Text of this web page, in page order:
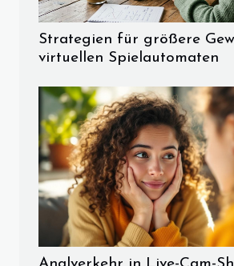
Strategien für größere
virtuellen Spielautomaten